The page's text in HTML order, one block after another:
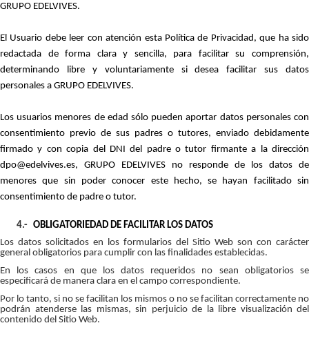
GRUPO EDELVIVES.
El Usuario debe leer con atención esta Política de Privacidad, que ha sido
redactada de forma clara y sencilla, para facilitar su comprensión,
determinando libre y voluntariamente si desea facilitar sus datos
personales a GRUPO EDELVIVES.
Los usuarios menores de edad sólo pueden aportar datos personales con
consentimiento previo de sus padres o tutores, enviado debidamente
firmado y con copia del DNI del padre o tutor firmante a la dirección
dpo@edelvives.es, GRUPO EDELVIVES no responde de los datos de
menores que sin poder conocer este hecho, se hayan facilitado sin
consentimiento de padre o tutor.
4.- OBLIGATORIEDAD DE FACILITAR LOS DATOS
Los datos solicitados en los formularios del Sitio Web son con carácter
general obligatorios para cumplir con las finalidades establecidas.
En los casos en que los datos requeridos no sean obligatorios se
especificará de manera clara en el campo correspondiente.
Por lo tanto, si no se facilitan los mismos o no se facilitan correctamente no
podrán atenderse las mismas, sin perjuicio de la libre visualización del
contenido del Sitio Web.